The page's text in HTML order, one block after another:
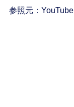
参照元：YouTube